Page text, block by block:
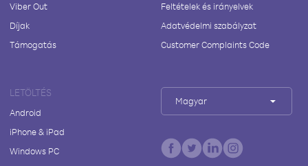
Viber Out
Díjak
Támogatás
Feltételek és irányelvek
Adatvédelmi szabályzat
Customer Complaints Code
LETÖLTÉS
Android
iPhone & iPad
Windows PC
Magyar